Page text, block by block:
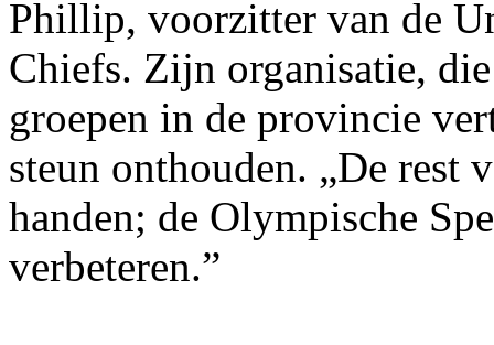
Phillip, voorzitter van de
Chiefs. Zijn organisatie,
groepen in de provincie
steun onthouden. „De rest
handen; de Olympische
verbeteren.”